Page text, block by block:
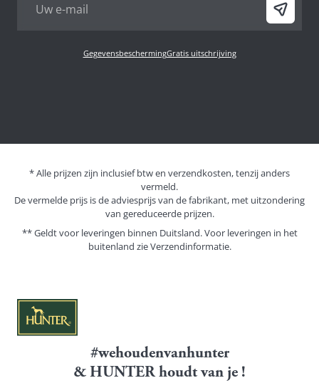
GegevensbeschermingGratis uitschrijving
* Alle prijzen zijn inclusief btw en verzendkosten, tenzij anders
vermeld.
De vermelde prijs is de adviesprijs van de fabrikant, met uitzondering
van gereduceerde prijzen.
** Geldt voor leveringen binnen Duitsland. Voor leveringen in het
buitenland zieVerzendinformatie.
#wehoudenvanhunter
& HUNTER houdt van je !